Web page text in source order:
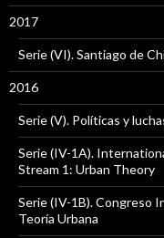
2017
Serie (VI). Santiago de
2016
Serie (V). Políticas y
Serie (IV-1A).
Stream 1: Urban Theory
Serie (IV-1B). Congreso
Teoría Urbana